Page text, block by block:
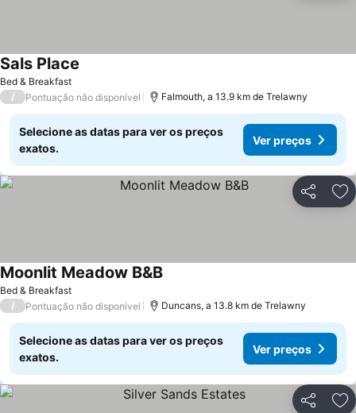
Bed & Breakfast
Sals Place
/ Pontuação não disponível Falmouth, a 13.9 km de Trelawny
Selecione as datas para ver os preços
exatos.
Ver preços
Partilhar
Bed & Breakfast
Moonlit Meadow B&B
/ Pontuação não disponível Duncans, a 13.8 km de Trelawny
Selecione as datas para ver os preços
exatos.
Ver preços
Partilhar